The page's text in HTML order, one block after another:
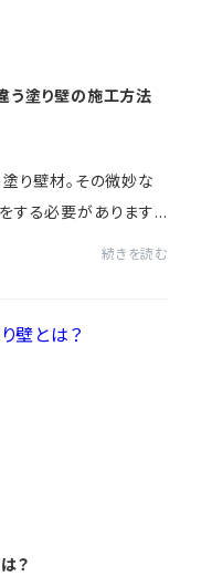
う塗り壁の施工方法
り壁材。その微妙な
する必要があります。
続きを読む
？